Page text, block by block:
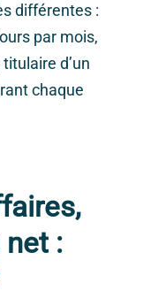
différentes :
par mois,
d’un
chaque
net :